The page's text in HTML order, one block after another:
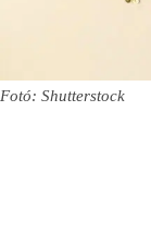
Fotó: Shutterstock